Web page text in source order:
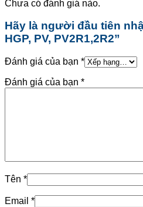
Chưa có đánh giá nào.
Hãy là người đầu tiên
HGP, PV, PV2R1,2R2”
Đánh giá của bạn *
Đánh giá của bạn *
Tên *
Email *